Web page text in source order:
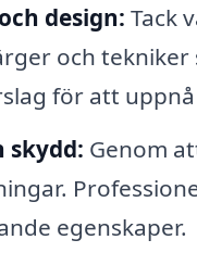
design: Tack
och
för att
skydd: Genom
egenskaper.